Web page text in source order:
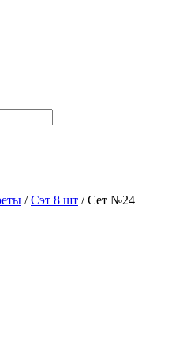
/Сэт 8 шт / Сет №24